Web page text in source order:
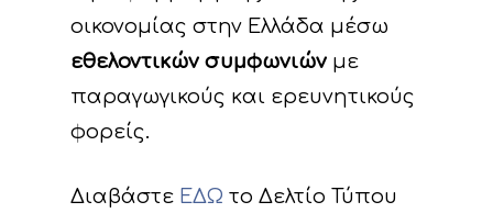
οικονομίας στην Ελλάδα μέσω
εθελοντικών συμφωνιών με
παραγωγικούς και ερευνητικούς
φορείς.
Διαβάστε ΕΔΩ το Δελτίο Τύπου